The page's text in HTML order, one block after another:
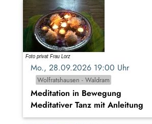
Mo., 28.09.2026 19:00 Uhr
Wolfratshausen - Waldram
Meditation in Bewegung
Meditativer Tanz mit Anleitung